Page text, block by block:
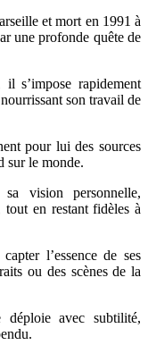
et mort en 1991 à
une profonde quête de
s’impose rapidement
son travail de
pour lui des sources
sur le monde.
sa vision personnelle,
en restant fidèles à
l’essence de ses
ou des scènes de la
avec subtilité,